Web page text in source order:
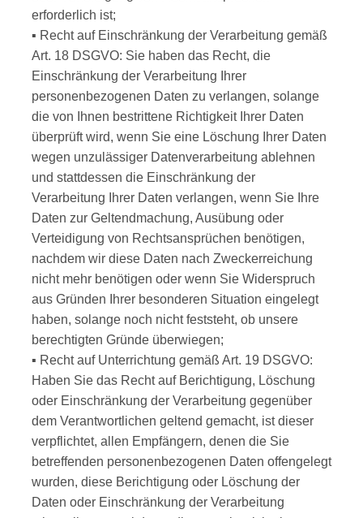
erforderlich ist;
▪ Recht auf Einschränkung der Verarbeitung gemäß
Art. 18 DSGVO: Sie haben das Recht, die
Einschränkung der Verarbeitung Ihrer
personenbezogenen Daten zu verlangen, solange
die von Ihnen bestrittene Richtigkeit Ihrer Daten
überprüft wird, wenn Sie eine Löschung Ihrer Daten
wegen unzulässiger Datenverarbeitung ablehnen
und stattdessen die Einschränkung der
Verarbeitung Ihrer Daten verlangen, wenn Sie Ihre
Daten zur Geltendmachung, Ausübung oder
Verteidigung von Rechtsansprüchen benötigen,
nachdem wir diese Daten nach Zweckerreichung
nicht mehr benötigen oder wenn Sie Widerspruch
aus Gründen Ihrer besonderen Situation eingelegt
haben, solange noch nicht feststeht, ob unsere
berechtigten Gründe überwiegen;
▪ Recht auf Unterrichtung gemäß Art. 19 DSGVO:
Haben Sie das Recht auf Berichtigung, Löschung
oder Einschränkung der Verarbeitung gegenüber
dem Verantwortlichen geltend gemacht, ist dieser
verpflichtet, allen Empfängern, denen die Sie
betreffenden personenbezogenen Daten offengelegt
wurden, diese Berichtigung oder Löschung der
Daten oder Einschränkung der Verarbeitung